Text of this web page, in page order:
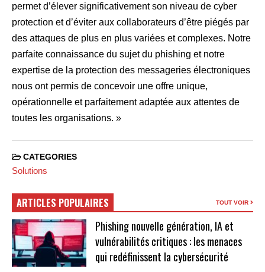
permet d’élever significativement son niveau de cyber
protection et d’éviter aux collaborateurs d’être piégés par
des attaques de plus en plus variées et complexes. Notre
parfaite connaissance du sujet du phishing et notre
expertise de la protection des messageries électroniques
nous ont permis de concevoir une offre unique,
opérationnelle et parfaitement adaptée aux attentes de
toutes les organisations. »
CATEGORIES
Solutions
ARTICLES POPULAIRES TOUT VOIR
Phishing nouvelle génération, IA et
vulnérabilités critiques : les menaces
qui redéfinissent la cybersécurité